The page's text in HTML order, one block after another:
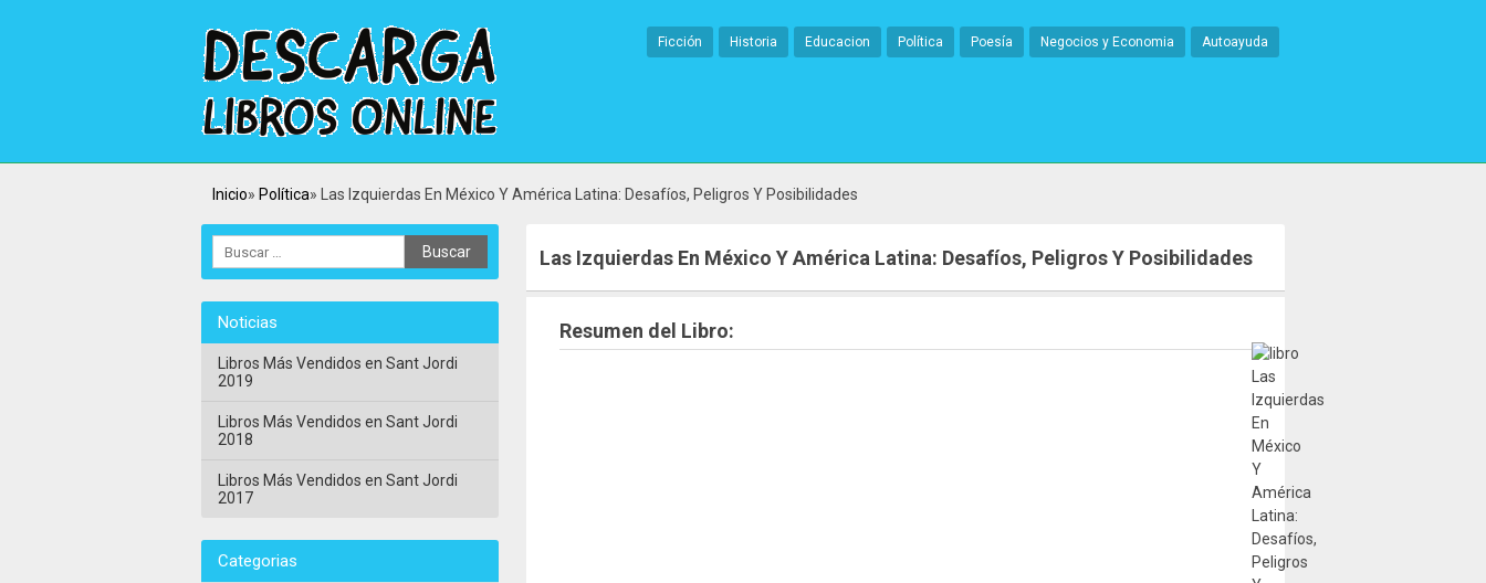
Ficción Historia Educacion Política Poesía Negocios y Economia Autoayuda
Inicio Política Las Izquierdas En México Y América Latina: Desafíos, Peligros Y Posibilidades
Las Izquierdas En México Y América Latina: Desafíos, Peligros Y Posibilidades
Resumen del Libro:
Noticias
Libros Más Vendidos en Sant Jordi
2019
Libros Más Vendidos en Sant Jordi
2018
Libros Más Vendidos en Sant Jordi
2017
Categorias